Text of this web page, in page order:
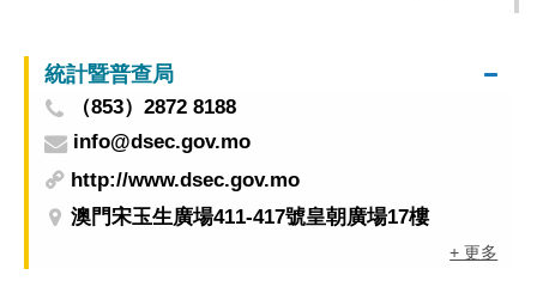
統計暨普查局
（853）2872 8188
info@dsec.gov.mo
http://www.dsec.gov.mo
澳門宋玉生廣場411-417號皇朝廣場17樓
+ 更多